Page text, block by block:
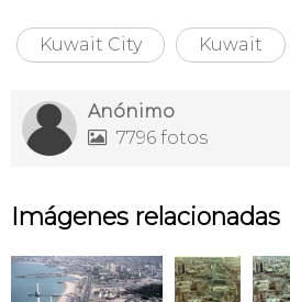
Kuwait City Kuwait
Anónimo
 7796 fotos
Imágenes relacionadas